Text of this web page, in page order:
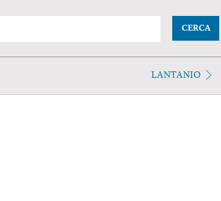
CERCA
LANTANIO